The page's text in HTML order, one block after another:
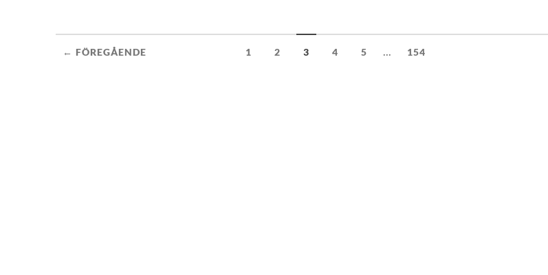
← FÖREGÅENDE 1 2 3 4 5 ... 154